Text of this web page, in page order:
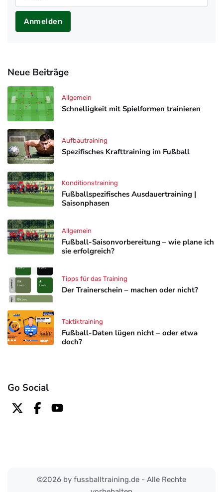
Anmelden
Neue Beiträge
Schnelligkeit mit Spielformen trainieren
Allgemein
Spezifisches Krafttraining im Fußball
Aufbautraining
Fußballspezifisches Ausdauertraining |
Saisonphasen
Konditionstraining
Fußball-Saisonvorbereitung – wie plane ich
sie erfolgreich?
Allgemein
Der Trainerschein – machen oder nicht?
Tipps für das Training
Fußball-Daten lügen nicht – oder etwa
doch?
Taktiktraining
Go Social
©2026 by fussballtraining.de - Alle Rechte